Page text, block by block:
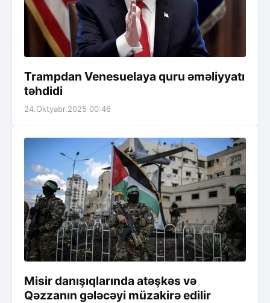
Trampdan Venesuelaya quru əməliyyatı
təhdidi
24.Oktyabr.2025 00:46
Misir danışıqlarında atəşkəs və
Qəzzanın gələcəyi müzakirə edilir